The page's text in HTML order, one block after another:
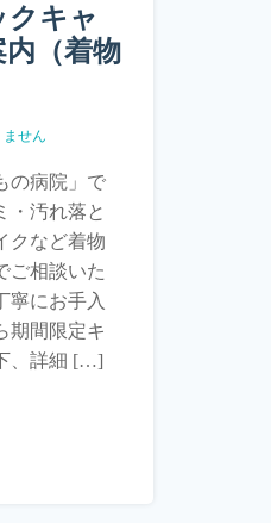
クキャ
（着物
せん
の病院」で
・汚れ落と
クなど着物
ご相談いた
寧にお手入
期間限定キ
、詳細 […]